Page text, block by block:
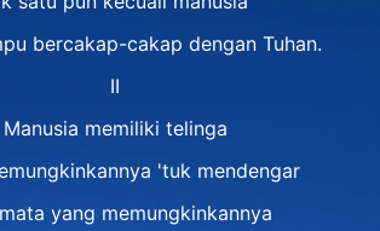
bercakap-cakap dengan Tuhan.
II
Manusia memiliki telinga
'tuk mendengar
yang memungkinkannya